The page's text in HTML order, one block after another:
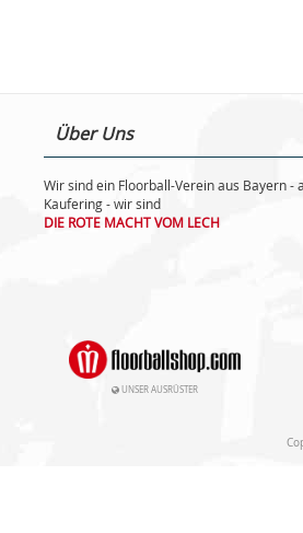
Über Uns
Wir sind ein Floorball-Verein aus Bayern -
Kaufering - wir sind
DIE ROTE MACHT VOM LECH
UNSER AUSRÜSTER